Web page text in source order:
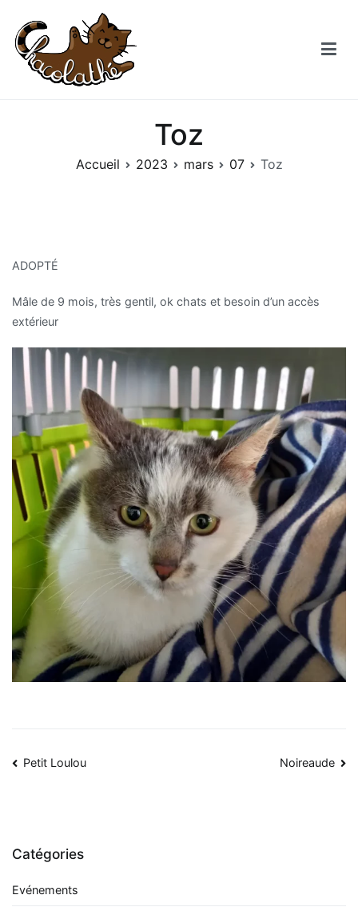
contenu
Toz
Accueil 2023 mars 07 Toz
ADOPTÉ
Mâle de 9 mois, très gentil, ok chats et besoin d’un accès
extérieur
Navigation
Petit Loulou Noireaude
Catégories
Evénements